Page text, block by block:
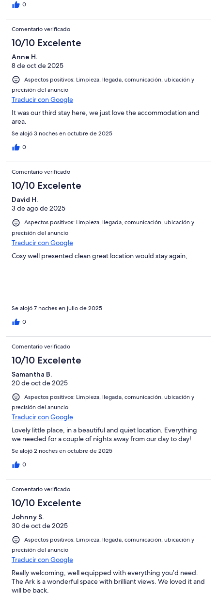
0
Comentario verificado
10/10 Excelente
Anne H.
8 de oct de 2025
Aspectos positivos: Limpieza, llegada, comunicación, ubicación y
precisión del anuncio
Traducir con Google
It was our third stay here, we just love the accommodation and
area.
Se alojó 3 noches en octubre de 2025
0
Comentario verificado
10/10 Excelente
David H.
3 de ago de 2025
Aspectos positivos: Limpieza, llegada, comunicación, ubicación y
precisión del anuncio
Traducir con Google
Cosy well presented clean great location would stay again,
Se alojó 7 noches en julio de 2025
0
Comentario verificado
10/10 Excelente
Samantha B.
20 de oct de 2025
Aspectos positivos: Limpieza, llegada, comunicación, ubicación y
precisión del anuncio
Traducir con Google
Lovely little place, in a beautiful and quiet location. Everything
we needed for a couple of nights away from our day to day!
Se alojó 2 noches en octubre de 2025
0
Comentario verificado
10/10 Excelente
Johnny S.
30 de oct de 2025
Aspectos positivos: Limpieza, llegada, comunicación, ubicación y
precisión del anuncio
Traducir con Google
Really welcoming, well equipped with everything you’d need.
The Ark is a wonderful space with brilliant views. We loved it and
will be back.